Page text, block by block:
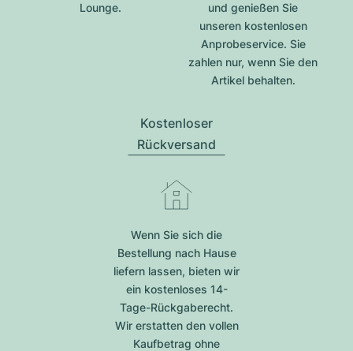
Lounge.
und genießen Sie
unseren kostenlosen
Anprobeservice. Sie
zahlen nur, wenn Sie den
Artikel behalten.
Kostenloser
Rückversand
Wenn Sie sich die
Bestellung nach Hause
liefern lassen, bieten wir
ein kostenloses 14-
Tage-Rückgaberecht.
Wir erstatten den vollen
Kaufbetrag ohne